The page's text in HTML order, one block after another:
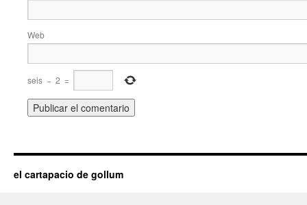
Web
seis − 2 =
el cartapacio de gollum